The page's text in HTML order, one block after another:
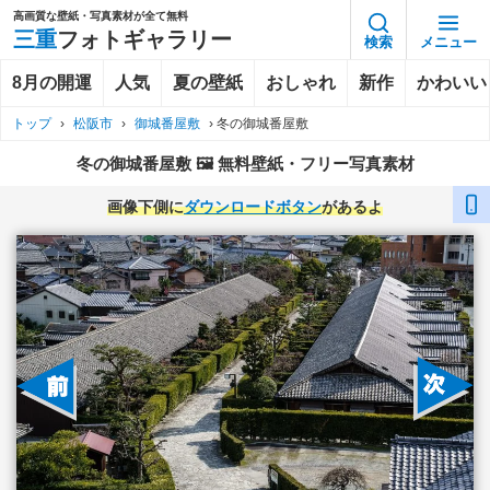
高画質な壁紙・写真素材が全て無料
三重フォトギャラリー 検索 メニュー
8月の開運 人気 夏の壁紙 おしゃれ 新作 かわいい
トップ › 松阪市 › 御城番屋敷 › 冬の御城番屋敷
冬の御城番屋敷 🖼️ 無料壁紙・フリー写真素材
画像下側にダウンロードボタンがあるよ